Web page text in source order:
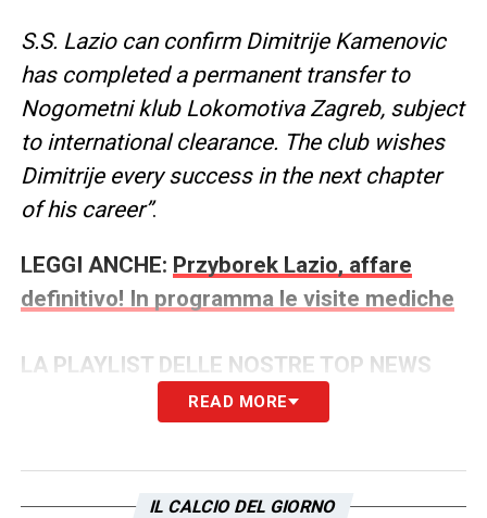
S.S. Lazio can confirm Dimitrije Kamenovic
has completed a permanent transfer to
Nogometni klub Lokomotiva Zagreb, subject
to international clearance. The club wishes
Dimitrije every success in the next chapter
of his career”.
LEGGI ANCHE: Przyborek Lazio, affare
definitivo! In programma le visite mediche
LA PLAYLIST DELLE NOSTRE TOP NEWS
READ MORE
IL CALCIO DEL GIORNO